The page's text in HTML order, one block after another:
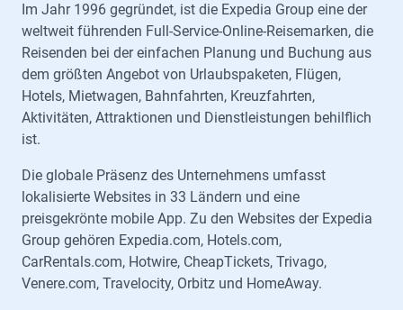
Im Jahr 1996 gegründet, ist die Expedia Group eine der
weltweit führenden Full-Service-Online-Reisemarken, die
Reisenden bei der einfachen Planung und Buchung aus
dem größten Angebot von Urlaubspaketen, Flügen,
Hotels, Mietwagen, Bahnfahrten, Kreuzfahrten,
Aktivitäten, Attraktionen und Dienstleistungen behilflich
ist.
Die globale Präsenz des Unternehmens umfasst
lokalisierte Websites in 33 Ländern und eine
preisgekrönte mobile App. Zu den Websites der Expedia
Group gehören Expedia.com, Hotels.com,
CarRentals.com, Hotwire, CheapTickets, Trivago,
Venere.com, Travelocity, Orbitz und HomeAway.